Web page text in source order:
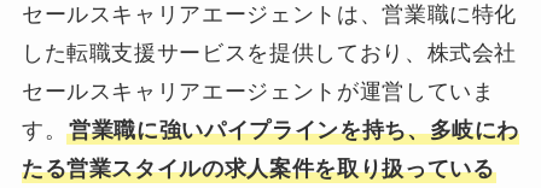
セールスキャリアエージェントは、営業職に特化
した転職支援サービスを提供しており、株式会社
セールスキャリアエージェントが運営していま
す。営業職に強いパイプラインを持ち、多岐にわ
たる営業スタイルの求人案件を取り扱っている